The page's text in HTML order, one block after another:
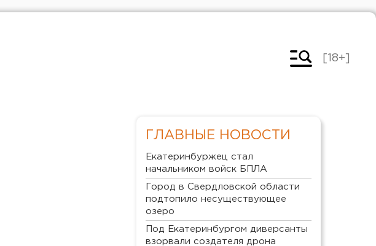
[18+]
ГЛАВНЫЕ НОВОСТИ
Екатеринбуржец стал
начальником войск БПЛА
Город в Свердловской области
подтопило несуществующее
озеро
Под Екатеринбургом диверсанты
взорвали создателя дрона